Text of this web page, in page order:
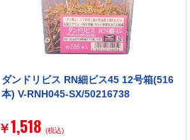
ダンドリビス RN細ビス45 12号箱(516
本) V-RNH045-SX/50216738
￥1,518 (税込)